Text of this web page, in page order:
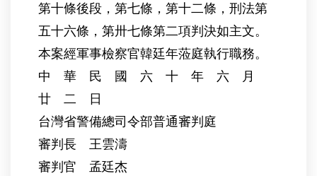
第十條後段，第七條，第十二條，刑法第
五十六條，第卅七條第二項判決如主文。
本案經軍事檢察官韓廷年蒞庭執行職務。
中 華 民 國 六 十 年 六 月
廿 二 日
台灣省警備總司令部普通審判庭
審判長 王雲濤
審判官 孟廷杰